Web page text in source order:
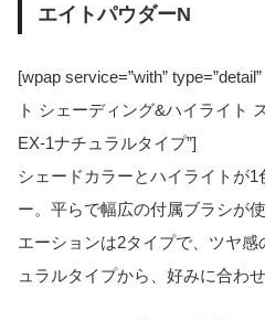
エイトパウダーN
[wpap service=”with”
ト シェーディング&ハイライト
EX-1ナチュラルタイプ”]
シェードカラーとハイライトが
ー。平らで幅広の付属ブラシが
エーションは2タイプで、ツヤ
ュラルタイプから、好みに合わ